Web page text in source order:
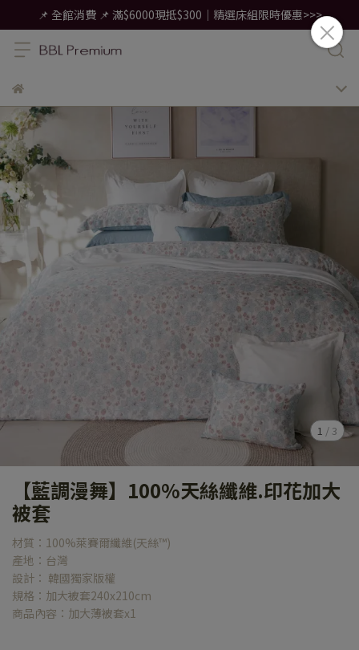
📌 全館消費 📌 滿$6000現抵$300｜精選床組限時優惠>>>
1 / 3
【藍調漫舞】100%天絲纖維.印花加大
被套
材質：100%萊賽爾纖維(天絲™)
產地：台灣
設計： 韓國獨家版權
規格：加大被套240x210cm
商品內容：加大薄被套x1